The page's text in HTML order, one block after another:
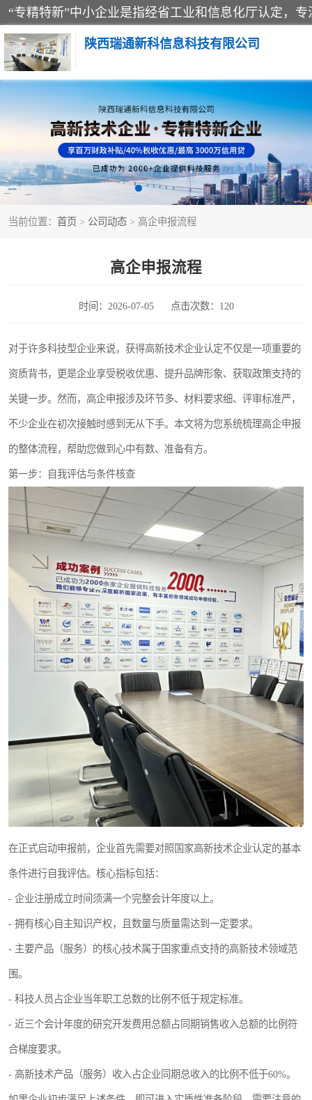
陕西瑞通新科信息科技有限公司
当前位置： 首页 > 公司动态 > 高企申报流程
高企申报流程
时间：2026-07-05 点击次数：120
对于许多科技型企业来说，获得高新技术企业认定不仅是一项重要的
资质背书，更是企业享受税收优惠、提升品牌形象、获取政策支持的
关键一步。然而，高企申报涉及环节多、材料要求细、评审标准严，
不少企业在初次接触时感到无从下手。本文将为您系统梳理高企申报
的整体流程，帮助您做到心中有数、准备有方。
第一步：自我评估与条件核查
在正式启动申报前，企业首先需要对照国家高新技术企业认定的基本
条件进行自我评估。核心指标包括：
- 企业注册成立时间须满一个完整会计年度以上。
- 拥有核心自主知识产权，且数量与质量需达到一定要求。
- 主要产品（服务）的核心技术属于国家重点支持的高新技术领域范
围。
- 科技人员占企业当年职工总数的比例不低于规定标准。
- 近三个会计年度的研究开发费用总额占同期销售收入总额的比例符
合梯度要求。
- 高新技术产品（服务）收入占企业同期总收入的比例不低于60%。